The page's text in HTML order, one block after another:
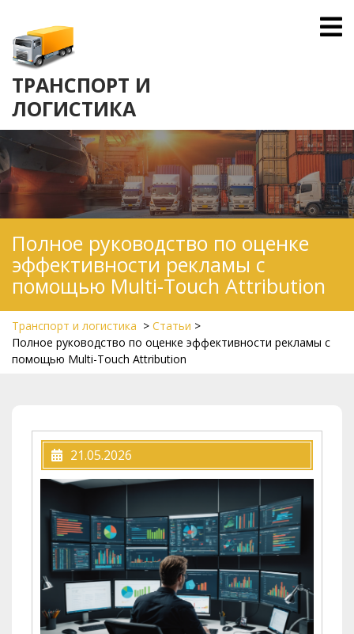
content
ТРАНСПОРТ И
ЛОГИСТИКА
Полное руководство по оценке
эффективности рекламы с
помощью Multi-Touch Attribution
Транспорт и логистика > Статьи >
Полное руководство по оценке эффективности рекламы с
помощью Multi-Touch Attribution
21.05.2026